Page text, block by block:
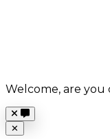
Welcome, are
Close
✕